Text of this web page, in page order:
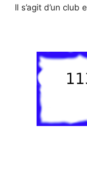
Il s’agit d’un club